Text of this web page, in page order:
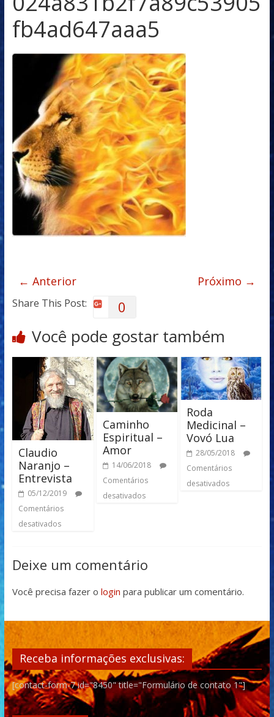
fb4ad647aaa5
← Anterior Próximo →
Share This Post: 0
Você pode gostar também
Claudio
Naranjo –
Entrevista
05/12/2019
Comentários
desativados
Caminho
Espiritual –
Amor
14/06/2018
Comentários
desativados
Roda
Medicinal –
Vovó Lua
28/05/2018
Comentários
desativados
Deixe um comentário
Você precisa fazer o login para publicar um comentário.
Receba informações exclusivas:
[contact-form-7 id="8450" title="Formulário de contato 1"]